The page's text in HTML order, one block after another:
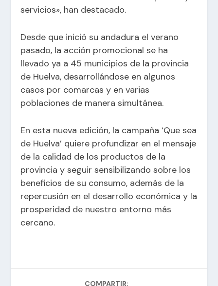
servicios», han destacado.
Desde que inició su andadura el verano
pasado, la acción promocional se ha
llevado ya a 45 municipios de la provincia
de Huelva, desarrollándose en algunos
casos por comarcas y en varias
poblaciones de manera simultánea.
En esta nueva edición, la campaña ‘Que sea
de Huelva’ quiere profundizar en el mensaje
de la calidad de los productos de la
provincia y seguir sensibilizando sobre los
beneficios de su consumo, además de la
repercusión en el desarrollo económica y la
prosperidad de nuestro entorno más
cercano.
COMPARTIR: